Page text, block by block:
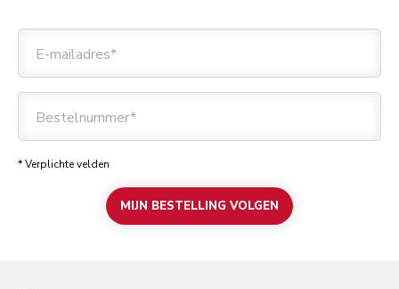
E-mailadres*
Bestelnummer*
* Verplichte velden
MIJN BESTELLING VOLGEN